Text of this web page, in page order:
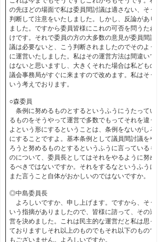
の先ほどの場面で私は委員間討議は適さない、そう
判断して注意をいたしました。しかし、反論があり
ました。ですから委員皆様にこれの可否を問うたわ
けです。それで委員の方の大多数の意見が委員間討
議は必要ないと、こう判断されましたのでそのよう
に運営いたしました。私はその運営方法は間違いで
はないと思いますし、大きくそれた場合は私どもの
議会事務局がすぐに来ますので改めます。私はそう
いう考えでおります。
○森委員
条例に努めるものとするというふうにうたってい
るものをそうやって運営で多数でもってそれを違う
よという形にするということは、条例をないがしろ
にすることですよ。基本条例として議員間討議をや
ろうと努めるものとするというふうに言っているも
のについて、委員長としてはそれをやるように努め
るべきではないですか。それをするなというふうに
また言うこと自体がおかしいのではないですか。
◎中島委員長
よろしいですか、申し上げます。ですから、そう
いう指摘がありましたので、皆様に諮って、その運
営を決めました。これは民主的な運営だと私は思っ
ておりますしそれ以上のものでもそれ以下のもので
もございません。よろしいですか。